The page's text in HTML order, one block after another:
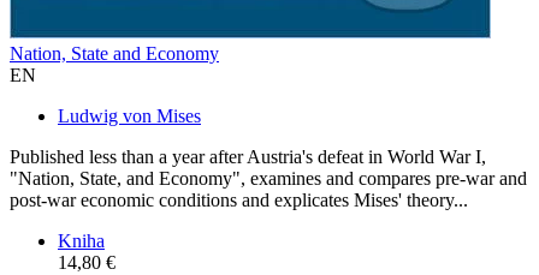
Nation, State and Economy
EN
Ludwig von Mises
Published less than a year after Austria's defeat in World War I,
"Nation, State, and Economy", examines and compares pre-war and
post-war economic conditions and explicates Mises' theory...
Kniha
14,80 €